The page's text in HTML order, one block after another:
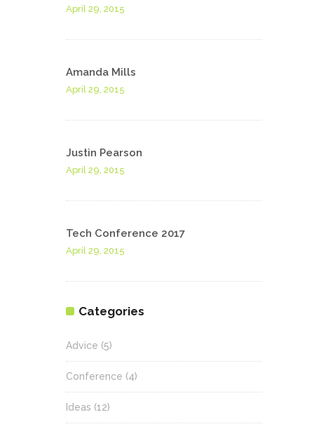
April 29, 2015
Amanda Mills
April 29, 2015
Justin Pearson
April 29, 2015
Tech Conference 2017
April 29, 2015
Categories
Advice (5)
Conference (4)
Ideas (12)